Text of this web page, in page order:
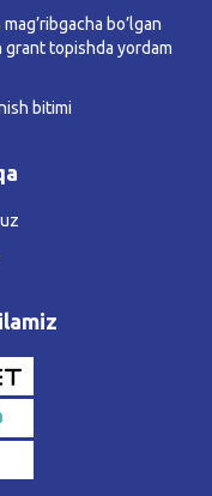
bo’lgan
grant topishda yordam
bitimi